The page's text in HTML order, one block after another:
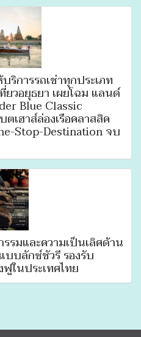
ริการรถเช่าทุกประเภท
ยวอยุธยา เผยโฉม แลนด์
Blue Classic
เฮาส์ล่องเรือคลาสสิค
Stop-Destination จบ
รมและความเป็นเลิศด้าน
บบลักซ์ชัวรี รองรับ
ในประเทศไทย